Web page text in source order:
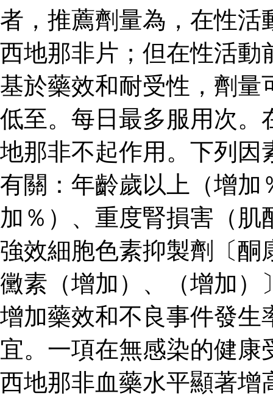
者，推薦劑量為，在性活
西地那非片；但在性活動
基於藥效和耐受性，劑量
低至。每日最多服用次。
地那非不起作用。下列因
有關：年齡歲以上（增加
加％）、重度腎損害（
強效細胞色素抑製劑〔酮
黴素（增加）、（增加）
增加藥效和不良事件發生
宜。一項在無感染的健
西地那非血藥水平顯著增